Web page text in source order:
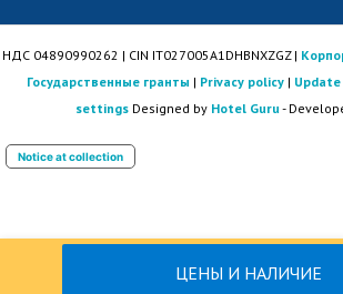
ЦЕНЫ И НАЛИЧИЕ
НДС 04890990262 | CIN IT027005A1DHBNXZGZ |
Государственные гранты | Privacy policy |
settings Designed by Hotel Guru -
Notice at collection